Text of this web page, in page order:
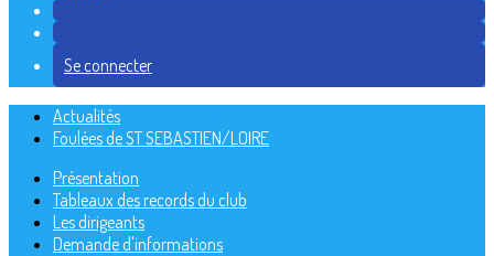
Se connecter
Actualités
Foulées de ST SEBASTIEN/LOIRE
Présentation
Tableaux des records du club
Les dirigeants
Demande d'informations